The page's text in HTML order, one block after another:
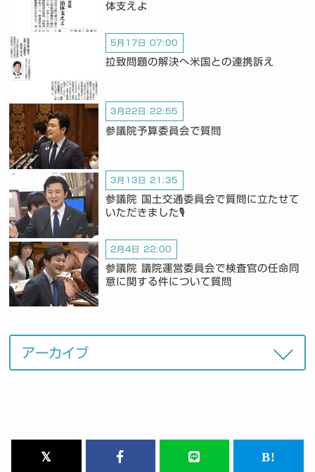
体支えよ
5月17日 07:00
拉致問題の解決へ米国との連携訴え
3月22日 22:55
参議院予算委員会で質問
3月13日 21:35
参議院 国土交通委員会で質問に立たせて
いただきました🎙️
2月4日 22:00
参議院 議院運営委員会で検査官の任命同
意に関する件について質問